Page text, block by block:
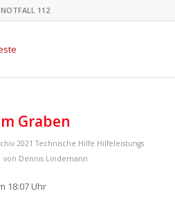
112
Graben
2021 Technische Hilfe Hilfeleistungs
von Dennis Lindemann
18:07 Uhr